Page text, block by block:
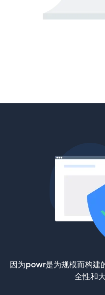
因为powr是为规模而构建
全性和